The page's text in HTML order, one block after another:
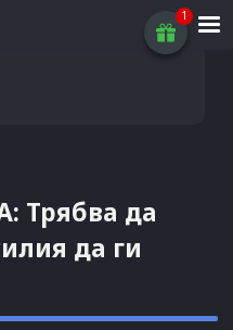
Трябва да
да ги